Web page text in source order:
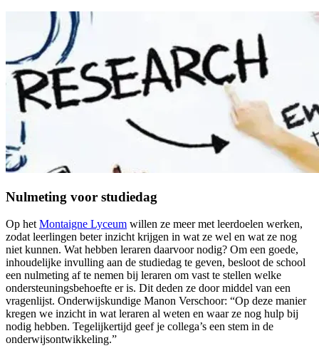
Nulmeting voor studiedag
Op het Montaigne Lyceum willen ze meer met leerdoelen werken,
zodat leerlingen beter inzicht krijgen in wat ze wel en wat ze nog
niet kunnen. Wat hebben leraren daarvoor nodig? Om een goede,
inhoudelijke invulling aan de studiedag te geven, besloot de school
een nulmeting af te nemen bij leraren om vast te stellen welke
ondersteuningsbehoefte er is. Dit deden ze door middel van een
vragenlijst. Onderwijskundige Manon Verschoor: “Op deze manier
kregen we inzicht in wat leraren al weten en waar ze nog hulp bij
nodig hebben. Tegelijkertijd geef je collega’s een stem in de
onderwijsontwikkeling.”